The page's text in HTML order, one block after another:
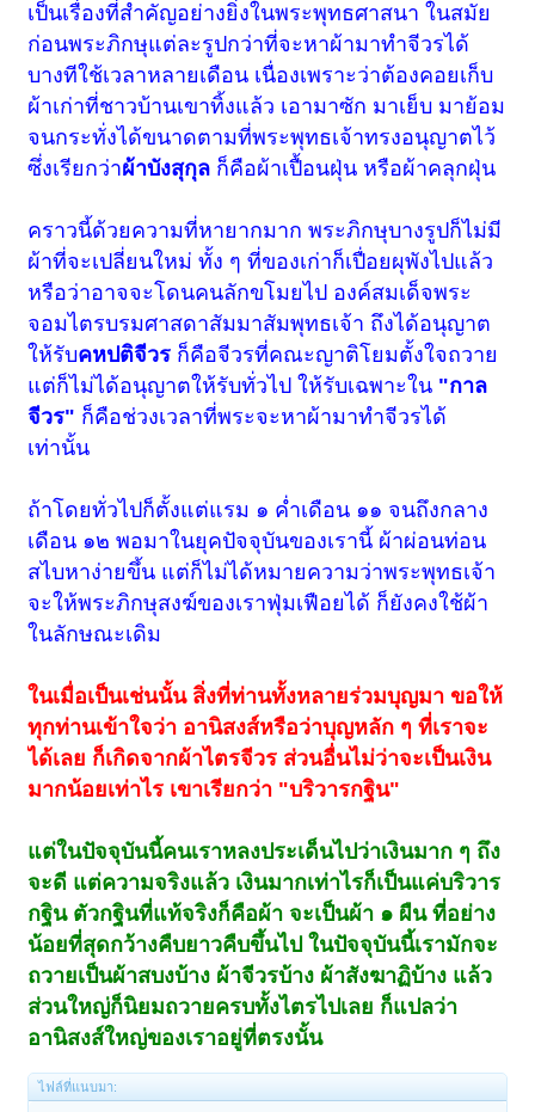
เป็นเรื่องที่สำคัญอย่างยิ่งในพระพุทธศาสนา ในสมัย
ก่อนพระภิกษุแต่ละรูปกว่าที่จะหาผ้ามาทำจีวรได้
บางทีใช้เวลาหลายเดือน เนื่องเพราะว่าต้องคอยเก็บ
ผ้าเก่าที่ชาวบ้านเขาทิ้งแล้ว เอามาซัก มาเย็บ มาย้อม
จนกระทั่งได้ขนาดตามที่พระพุทธเจ้าทรงอนุญาตไว้
ซึ่งเรียกว่าผ้าบังสุกุล ก็คือผ้าเปื้อนฝุ่น หรือผ้าคลุกฝุ่น
คราวนี้ด้วยความที่หายากมาก พระภิกษุบางรูปก็ไม่มี
ผ้าที่จะเปลี่ยนใหม่ ทั้ง ๆ ที่ของเก่าก็เปื่อยผุพังไปแล้ว
หรือว่าอาจจะโดนคนลักขโมยไป องค์สมเด็จพระ
จอมไตรบรมศาสดาสัมมาสัมพุทธเจ้า ถึงได้อนุญาต
ให้รับคหปติจีวร ก็คือจีวรที่คณะญาติโยมตั้งใจถวาย
แต่ก็ไม่ได้อนุญาตให้รับทั่วไป ให้รับเฉพาะใน "กาล
จีวร" ก็คือช่วงเวลาที่พระจะหาผ้ามาทำจีวรได้
เท่านั้น
ถ้าโดยทั่วไปก็ตั้งแต่แรม ๑ ค่ำเดือน ๑๑ จนถึงกลาง
เดือน ๑๒ พอมาในยุคปัจจุบันของเรานี้ ผ้าผ่อนท่อน
สไบหาง่ายขึ้น แต่ก็ไม่ได้หมายความว่าพระพุทธเจ้า
จะให้พระภิกษุสงฆ์ของเราฟุ่มเฟือยได้ ก็ยังคงใช้ผ้า
ในลักษณะเดิม
ในเมื่อเป็นเช่นนั้น สิ่งที่ท่านทั้งหลายร่วมบุญมา ขอให้
ทุกท่านเข้าใจว่า อานิสงส์หรือว่าบุญหลัก ๆ ที่เราจะ
ได้เลย ก็เกิดจากผ้าไตรจีวร ส่วนอื่นไม่ว่าจะเป็นเงิน
มากน้อยเท่าไร เขาเรียกว่า "บริวารกฐิน"
แต่ในปัจจุบันนี้คนเราหลงประเด็นไปว่าเงินมาก ๆ ถึง
จะดี แต่ความจริงแล้ว เงินมากเท่าไรก็เป็นแค่บริวาร
กฐิน ตัวกฐินที่แท้จริงก็คือผ้า จะเป็นผ้า ๑ ผืน ที่อย่าง
น้อยที่สุดกว้างคืบยาวคืบขึ้นไป ในปัจจุบันนี้เรามักจะ
ถวายเป็นผ้าสบงบ้าง ผ้าจีวรบ้าง ผ้าสังฆาฏิบ้าง แล้ว
ส่วนใหญ่ก็นิยมถวายครบทั้งไตรไปเลย ก็แปลว่า
อานิสงส์ใหญ่ของเราอยู่ที่ตรงนั้น
ไฟล์ที่แนบมา: